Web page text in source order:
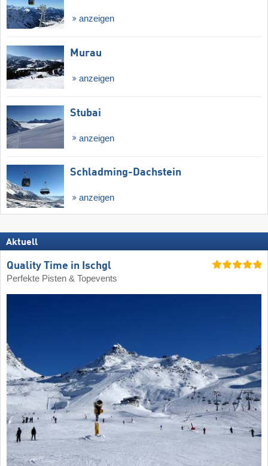
anzeigen
Murau
anzeigen
Stubai
anzeigen
Schladming-Dachstein
anzeigen
Aktuell
Quality Time in Ischgl
Perfekte Pisten & Topevents